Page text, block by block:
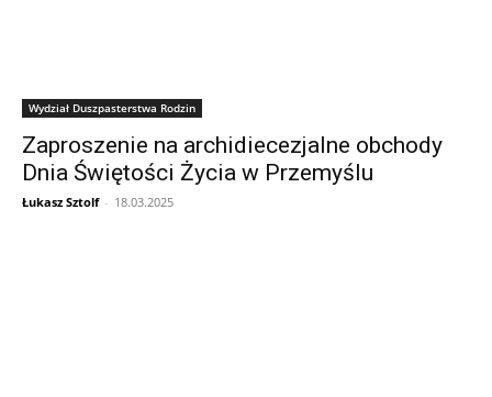
Wydział Duszpasterstwa Rodzin
Zaproszenie na archidiecezjalne obchody
Dnia Świętości Życia w Przemyślu
Łukasz Sztolf - 18.03.2025